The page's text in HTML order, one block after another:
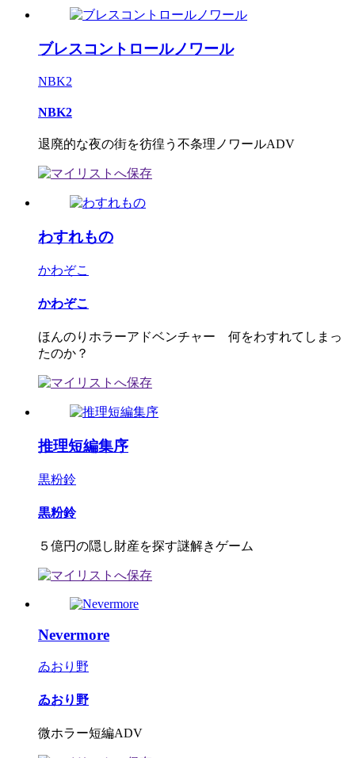
ブレスコントロールノワール
NBK2
NBK2
退廃的な夜の街を彷徨う不条理ノワールADV
わすれもの
かわぞこ
かわぞこ
ほんのりホラーアドベンチャー 何をわすれてしまっ
たのか？
推理短編集序
黒粉鈴
黒粉鈴
５億円の隠し財産を探す謎解きゲーム
Nevermore
ゐおり野
ゐおり野
微ホラー短編ADV